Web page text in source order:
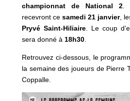
championnat de National 2.
recevront ce samedi 21 janvier,
Pryvé Saint-Hiliaire. Le coup
sera donné à 18h30.
Retrouvez ci-dessous, le
la semaine des joueurs de Pierre
Coppalle.